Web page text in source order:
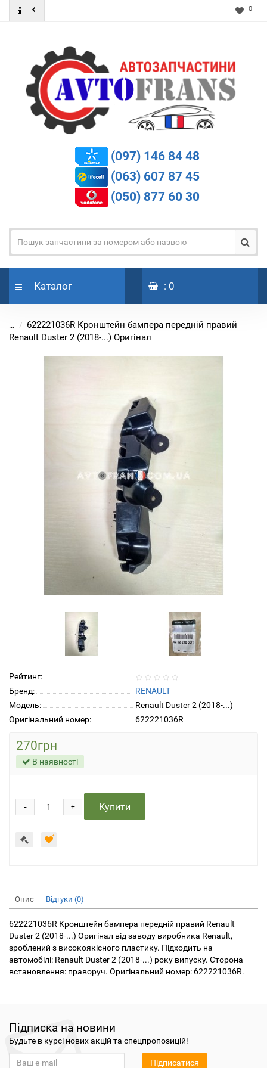
0
(097) 146 84 48
(063) 607 87 45
(050) 877 60 30
Каталог : 0
...
622221036R Кронштейн бампера передній правий
Renault Duster 2 (2018-...) Оригінал
Рейтинг:
Бренд:
RENAULT
Модель:
Renault Duster 2 (2018-...)
Оригінальний номер:
622221036R
270грн
В наявності
+
- Купити
Опис Відгуки (0)
622221036R Кронштейн бампера передній правий Renault
Duster 2 (2018-...) Оригінал від заводу виробника Renault,
зроблений з високоякісного пластику. Підходить на
автомобілі: Renault Duster 2 (2018-...) року випуску. Сторона
встановлення: праворуч. Оригінальний номер: 622221036R.
Підписка на новини
Будьте в курсі нових акцій та спецпропозицій!
Підписатися